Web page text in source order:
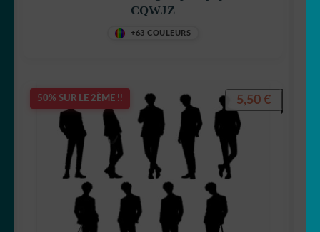
CQWJZ
+63 COULEURS
50% SUR LE 2ÈME !! 5,50 €